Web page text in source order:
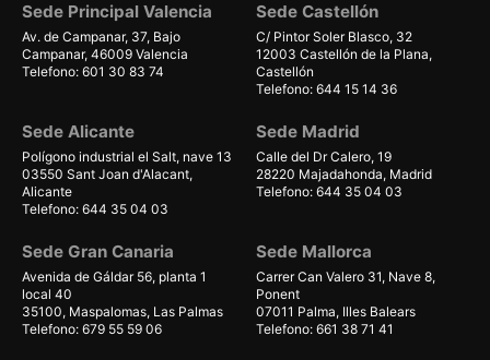
Sede Principal Valencia
Av. de Campanar, 37, Bajo
Campanar, 46009 Valencia
Telefono: 601 30 83 74
Sede Castellón
C/ Pintor Soler Blasco, 32
12003 Castellón de la Plana,
Castellón
Telefono: 644 15 14 36
Sede Alicante
Polígono industrial el Salt, nave 13
03550 Sant Joan d'Alacant,
Alicante
Telefono: 644 35 04 03
Sede Madrid
Calle del Dr Calero, 19
28220 Majadahonda, Madrid
Telefono: 644 35 04 03
Sede Gran Canaria
Avenida de Gáldar 56, planta 1
local 40
35100, Maspalomas, Las Palmas
Telefono: 679 55 59 06
Sede Mallorca
Carrer Can Valero 31, Nave 8,
Ponent
07011 Palma, Illes Balears
Telefono: 661 38 71 41